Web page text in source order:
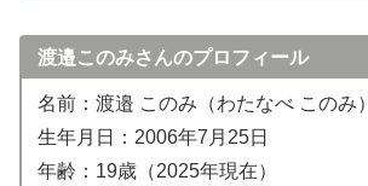
渡邉このみさんのプロフィール
名前：渡邉 このみ（わたなべ このみ）
生年月日：2006年7月25日
年齢：19歳（2025年現在）